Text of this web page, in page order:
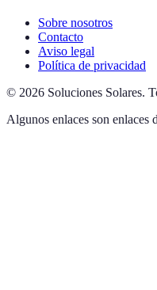
Sobre nosotros
Contacto
Aviso legal
Política de privacidad
© 2026 Soluciones Solares.
Algunos enlaces son enlaces